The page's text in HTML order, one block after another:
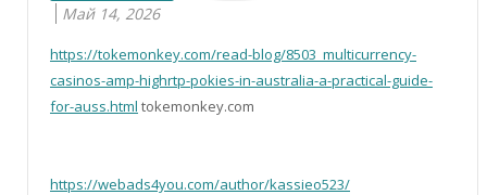
Май 14, 2026
https://tokemonkey.com/read-blog/8503_multicurrency-
casinos-amp-highrtp-pokies-in-australia-a-practical-guide-
for-auss.html tokemonkey.com
https://webads4you.com/author/kassieo523/